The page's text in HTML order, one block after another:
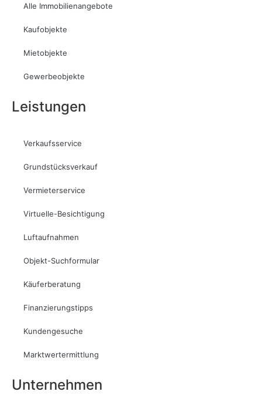
Alle Immobilienangebote
Kaufobjekte
Mietobjekte
Gewerbeobjekte
Leistungen
Verkaufsservice
Grundstücksverkauf
Vermieterservice
Virtuelle-Besichtigung
Luftaufnahmen
Objekt-Suchformular
Käuferberatung
Finanzierungstipps
Kundengesuche
Marktwertermittlung
Unternehmen